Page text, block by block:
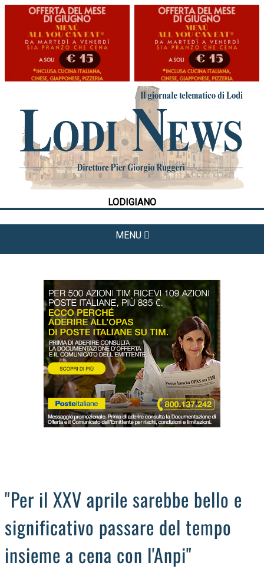
LODIGIANO
MENU
HOME
CRONACA
POLITICA
LA FOTO
METEO
CULTURA
DAL TERRITORIO
OROSCOPO
LA PIAZZA
ANIMALI
OCCHIO ALLA TRUFFA
NECROLOGI
"Per il XXV aprile sarebbe bello e
significativo passare del tempo
insieme a cena con l'Anpi"